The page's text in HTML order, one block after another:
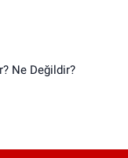
Ne Değildir?